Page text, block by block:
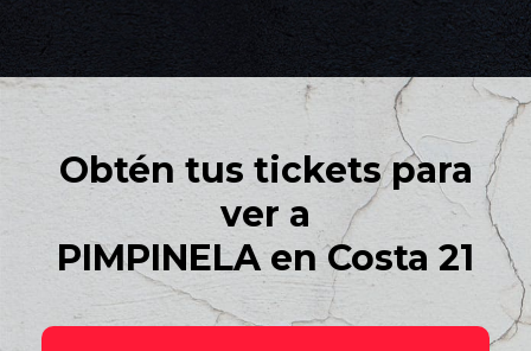
Obtén tus tickets para
ver a
PIMPINELA en Costa 21